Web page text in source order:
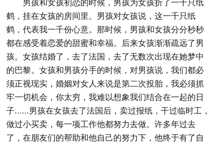
男孩和女孩初恋的时候，男孩为女孩折了一千只纸
鹤，挂在女孩的房间里。男孩对女孩说，这一千只纸
鹤，代表我一千份心意。那时候，男孩和女孩分分秒秒
都在感受着恋爱的甜蜜和幸福。后来女孩渐渐疏远了男
孩。女孩结婚了，去了法国，去了无数次出现在她梦中
的巴黎。女孩和男孩分手的时候，对男孩说，我们都必
须正视现实，婚姻对女人来说是第二次投胎，我必须抓
牢一切机会，你太穷，我难以想象我们结合在一起的日
子......男孩在女孩去了法国后，卖过报纸，干过临时工，
做过小买卖，每一项工作他都努力去做。许多年过去
了，在朋友们的帮助和他自己的努力下，他终于有了自